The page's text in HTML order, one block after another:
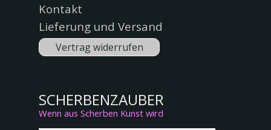
SCHERBENZAUBER
Wenn aus Scherben Kunst wird
Kontakt
Lieferung und Versand
Vertrag widerrufen